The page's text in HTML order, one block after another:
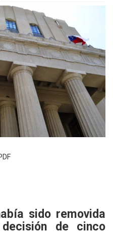
sido removida
de cinco